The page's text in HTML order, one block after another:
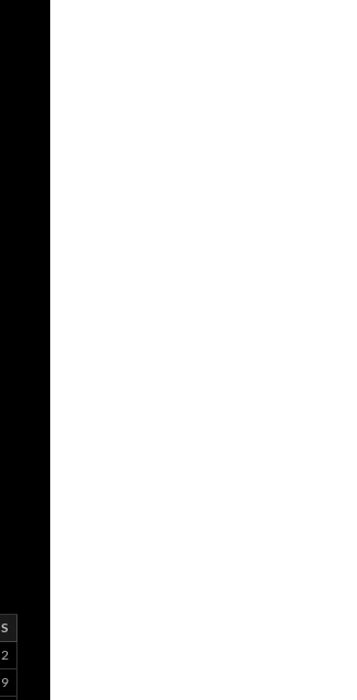
S
2
9